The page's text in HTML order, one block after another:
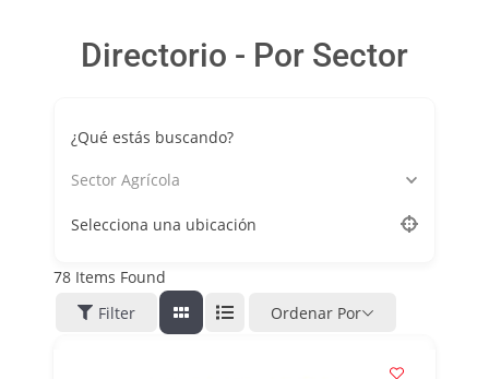
Directorio - Por Sector
¿Qué estás buscando?
Sector Agrícola
Selecciona una ubicación
78 Items Found
Filter
Ordenar Por